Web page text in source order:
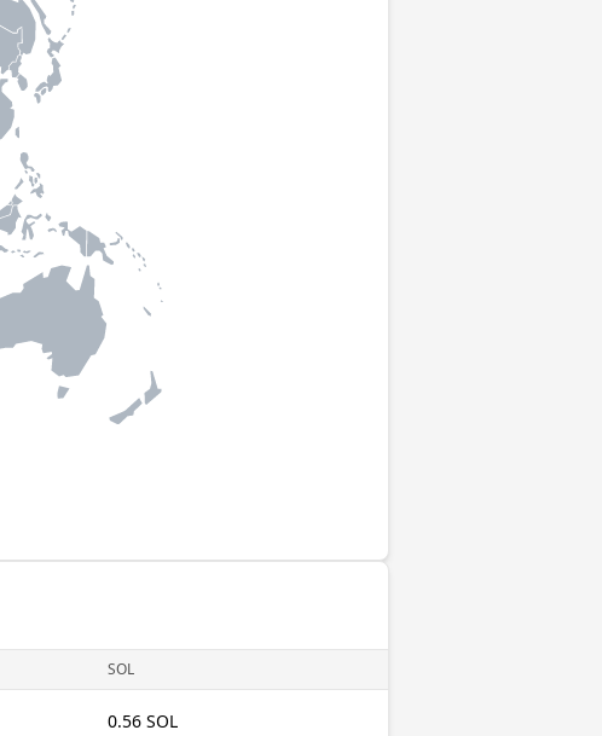
SOL
0.56 SOL